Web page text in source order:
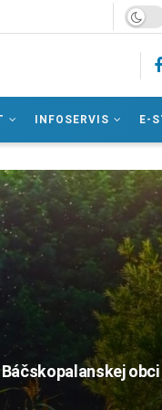
INFOSERVIS E-
obci